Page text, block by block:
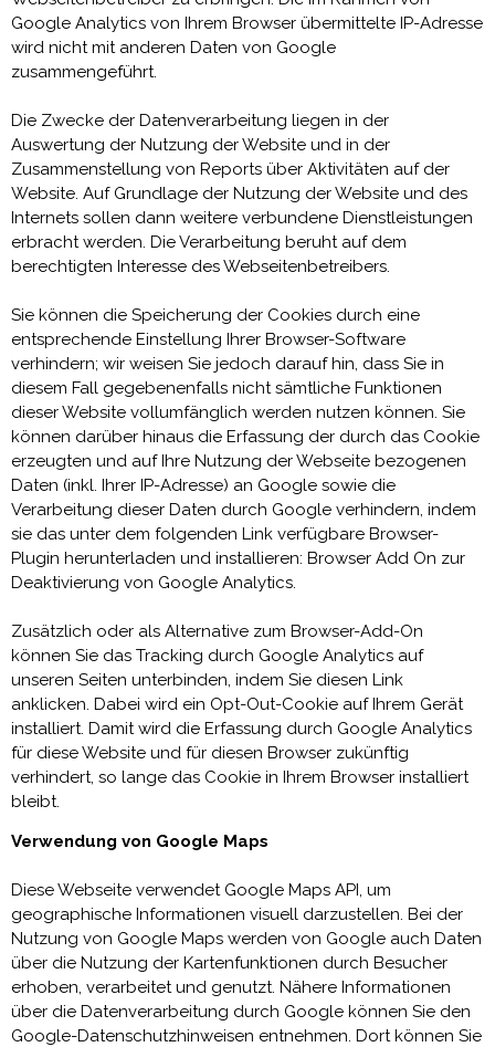
Google Analytics von Ihrem Browser übermittelte IP-Adresse
wird nicht mit anderen Daten von Google
zusammengeführt.
Die Zwecke der Datenverarbeitung liegen in der
Auswertung der Nutzung der Website und in der
Zusammenstellung von Reports über Aktivitäten auf der
Website. Auf Grundlage der Nutzung der Website und des
Internets sollen dann weitere verbundene Dienstleistungen
erbracht werden. Die Verarbeitung beruht auf dem
berechtigten Interesse des Webseitenbetreibers.
Sie können die Speicherung der Cookies durch eine
entsprechende Einstellung Ihrer Browser-Software
verhindern; wir weisen Sie jedoch darauf hin, dass Sie in
diesem Fall gegebenenfalls nicht sämtliche Funktionen
dieser Website vollumfänglich werden nutzen können. Sie
können darüber hinaus die Erfassung der durch das Cookie
erzeugten und auf Ihre Nutzung der Webseite bezogenen
Daten (inkl. Ihrer IP-Adresse) an Google sowie die
Verarbeitung dieser Daten durch Google verhindern, indem
sie das unter dem folgenden Link verfügbare Browser-
Plugin herunterladen und installieren: Browser Add On zur
Deaktivierung von Google Analytics.
Zusätzlich oder als Alternative zum Browser-Add-On
können Sie das Tracking durch Google Analytics auf
unseren Seiten unterbinden, indem Sie diesen Link
anklicken. Dabei wird ein Opt-Out-Cookie auf Ihrem Gerät
installiert. Damit wird die Erfassung durch Google Analytics
für diese Website und für diesen Browser zukünftig
verhindert, so lange das Cookie in Ihrem Browser installiert
bleibt.
Verwendung von Google Maps
Diese Webseite verwendet Google Maps API, um
geographische Informationen visuell darzustellen. Bei der
Nutzung von Google Maps werden von Google auch Daten
über die Nutzung der Kartenfunktionen durch Besucher
erhoben, verarbeitet und genutzt. Nähere Informationen
über die Datenverarbeitung durch Google können Sie den
Google-Datenschutzhinweisen entnehmen. Dort können Sie